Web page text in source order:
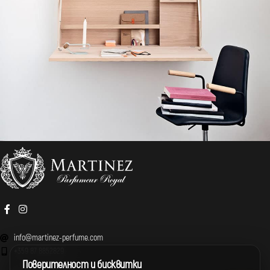
Lighting
Venenatis nam phasellus
info@martinez-perfume.com
Поверителност и бисквитки